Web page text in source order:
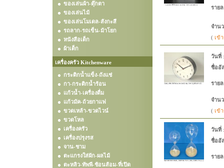
ของเล่นผ้า-ตุ๊กตา
ของเล่นไม้
ของเล่นโมเดล-สังกะสี
รถลาก-รถเข็น-ม้าโยก
หนังสือเด็ก
ผ้าเด็ก
เครื่องครัว Kitchenware
กระติกน้ำแข็ง-ถังแช่
กา-กระติกน้ำร้อน
แก้วน้ำ-เครื่องดื่ม
แก้วมัค-ถ้วยกาแฟ
ขวดเหล้า-ขวดไวน์
ขวดโหล
เครื่องครัว
เครื่องปรุงรส
จาน-ชาม
ตะแกรงใส่ผัก-ผลไม้
ตะหลิว-ทัพพี-ช้อนส้อม-ที่เปิด
ราย
จำน
( เข้
วันที่
ชื่ออั
ราย
จำน
( เข้
วันที่
ชื่ออั
ราย